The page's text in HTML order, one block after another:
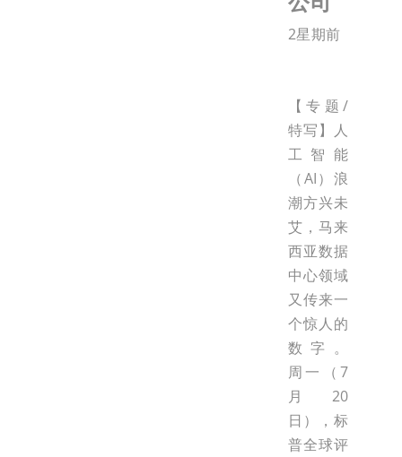
2星期前
【专题/
特写】人
工智能
（AI）浪
潮方兴未
艾，马来
西亚数据
中心领域
又传来一
个惊人的
数字。
周一（7
月20
日），标
普全球评